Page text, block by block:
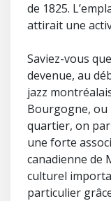
de 1825.
attirait une
Saviez-vous
devenue, au
jazz
Bourgogne, ou
quartier, on
une forte
canadienne de
culturel
particulier